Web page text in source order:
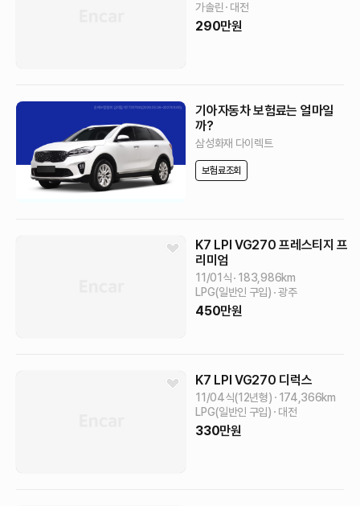
가솔린
대전
290만원
기아자동차 보험료는 얼마일
까?
삼성화재 다이렉트
보험료조회
K7 LPI VG270 프레스티지 프
리미엄
11/01식 183,986km
LPG(일반인 구입) 광주
450만원
K7 LPI VG270 디럭스
11/04식(12년형) 174,366km
LPG(일반인 구입)
대전
330만원